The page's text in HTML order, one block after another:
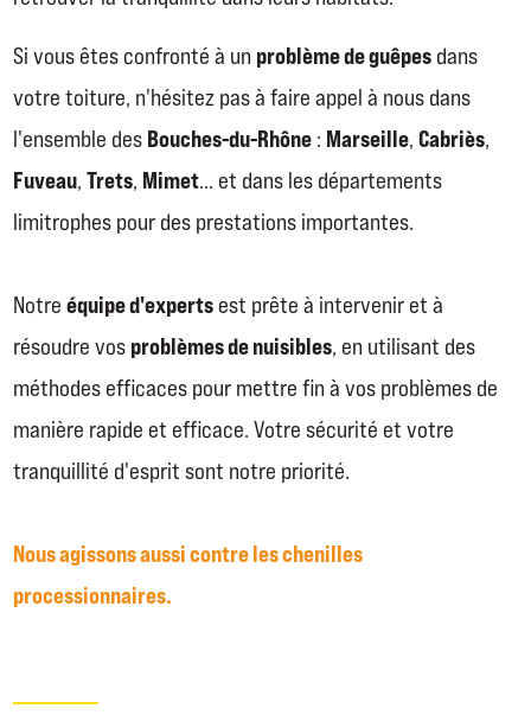
Si vous êtes confronté à un problème de guêpes dans
votre toiture, n'hésitez pas à faire appel à nous dans
l'ensemble des Bouches-du-Rhône : Marseille,Cabriès,
Fuveau,Trets, Mimet… et dans les départements
limitrophes pour des prestations importantes.
Notreéquipe d'experts est prête à intervenir et à
résoudre vos problèmes de nuisibles, en utilisant des
méthodes efficaces pour mettre fin à vos problèmes de
manière rapide et efficace. Votre sécurité et votre
tranquillité d'esprit sont notre priorité.
Nous agissons aussi contre les chenilles
processionnaires.